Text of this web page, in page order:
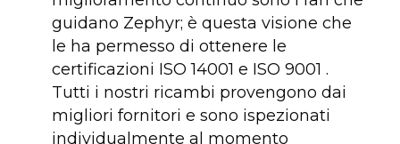
guidano Zephyr; è questa visione che
le ha permesso di ottenere le
certificazioni ISO 14001 e ISO 9001 .
Tutti i nostri ricambi provengono dai
migliori fornitori e sono ispezionati
individualmente al momento